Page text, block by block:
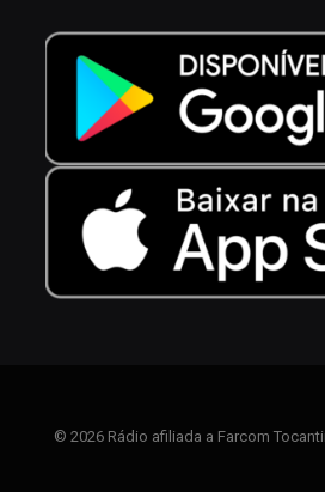
© 2026 Rádio afiliada a Farcom